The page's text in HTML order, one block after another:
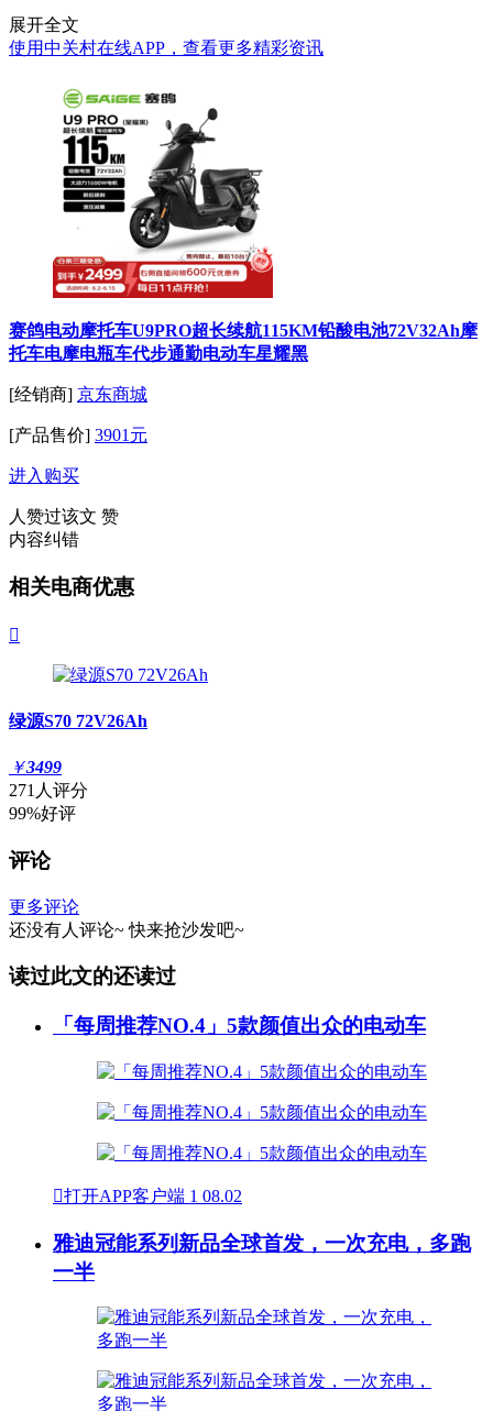
展开全文
使用中关村在线APP，查看更多精彩资讯
赛鸽电动摩托车U9PRO超长续航115KM铅酸电池72V32Ah摩
托车电摩电瓶车代步通勤电动车星耀黑
[经销商] 京东商城
[产品售价] 3901元
进入购买
人赞过该文 赞
内容纠错
相关电商优惠

绿源S70 72V26Ah
￥3499
271人评分
99%好评
评论
更多评论
还没有人评论~ 快来抢沙发吧~
读过此文的还读过
「每周推荐NO.4」5款颜值出众的电动车
打开APP客户端 1 08.02
雅迪冠能系列新品全球首发，一次充电，多跑
一半